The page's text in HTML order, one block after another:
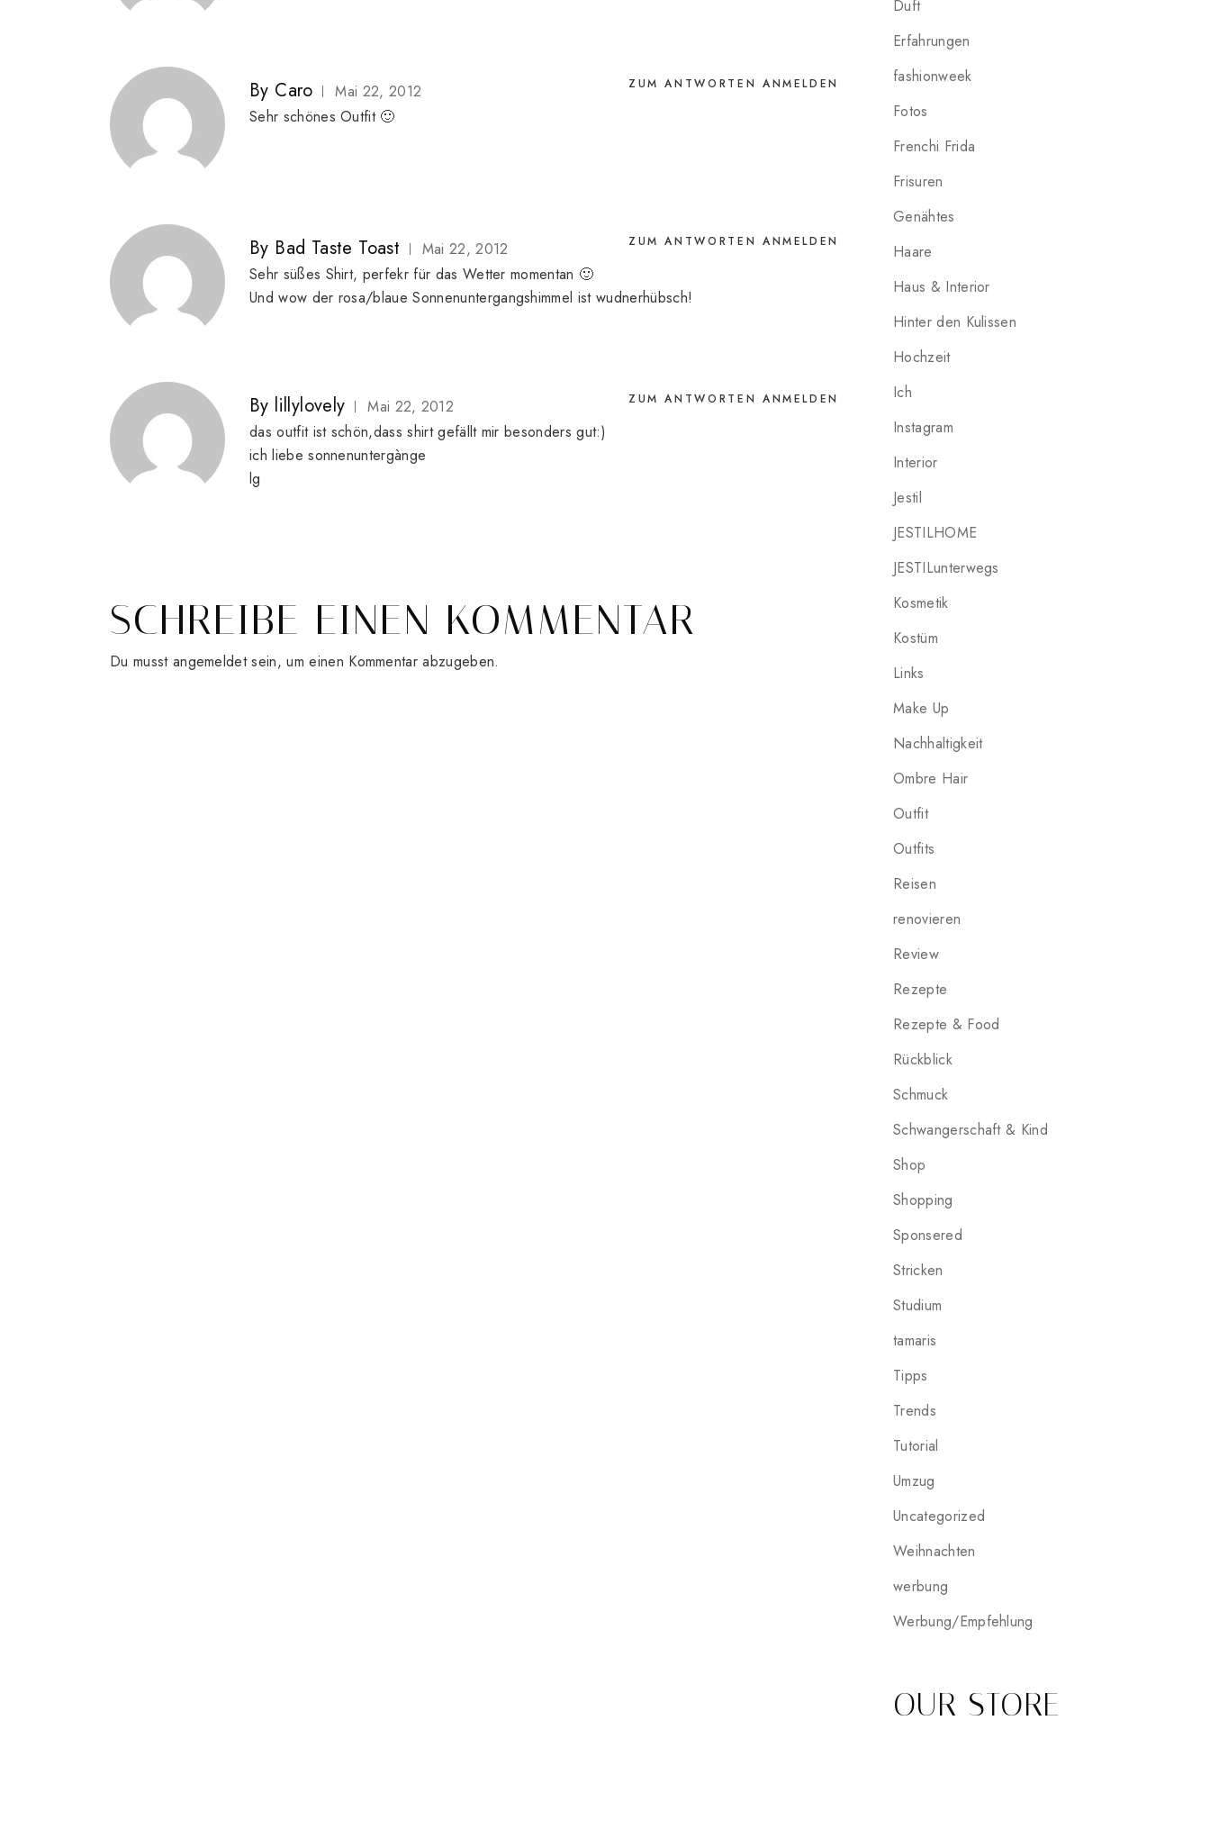
By Caro
Mai 22, 2012
Sehr schönes Outfit 🙂
ZUM ANTWORTEN ANMELDEN
By Bad Taste Toast
Mai 22, 2012
Sehr süßes Shirt, perfekr für das Wetter momentan 🙂
Und wow der rosa/blaue Sonnenuntergangshimmel ist wudnerhübsch!
ZUM ANTWORTEN ANMELDEN
By lillylovely
Mai 22, 2012
das outfit ist schön,dass shirt gefällt mir besonders gut:)
ich liebe sonnenuntergànge
lg
ZUM ANTWORTEN ANMELDEN
SCHREIBE EINEN KOMMENTAR
Du musst angemeldetsein, um einen Kommentar abzugeben.
Duft
Erfahrungen
fashionweek
Fotos
Frenchi Frida
Frisuren
Genähtes
Haare
Haus & Interior
Hinter den Kulissen
Hochzeit
Ich
Instagram
Interior
Jestil
JESTILHOME
JESTILunterwegs
Kosmetik
Kostüm
Links
Make Up
Nachhaltigkeit
Ombre Hair
Outfit
Outfits
Reisen
renovieren
Review
Rezepte
Rezepte & Food
Rückblick
Schmuck
Schwangerschaft & Kind
Shop
Shopping
Sponsered
Stricken
Studium
tamaris
Tipps
Trends
Tutorial
Umzug
Uncategorized
Weihnachten
werbung
Werbung/Empfehlung
OUR STORE